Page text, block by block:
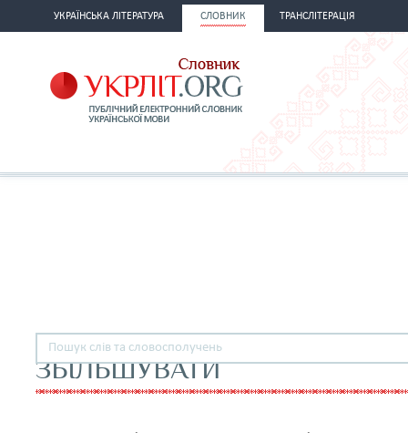
УКРАЇНСЬКА ЛІТЕРАТУРА СЛОВНИК ТРАНСЛІТЕРАЦІЯ
ЗБІЛЬШУВАТИ